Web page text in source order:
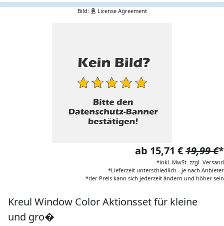
Bild: License Agreement
ab 15,71 €19,99 €*
*inkl. MwSt. zzgl. Versand
*Lieferzeit unterschiedlich - je nach Anbieter
*der Preis kann sich jederzeit ändern und höher sein
Kreul Window Color Aktionsset für kleine
und gro�